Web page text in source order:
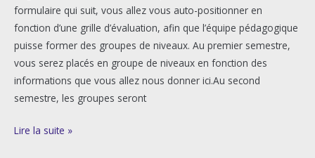
formulaire qui suit, vous allez vous auto-positionner en
fonction d’une grille d’évaluation, afin que l’équipe pédagogique
puisse former des groupes de niveaux. Au premier semestre,
vous serez placés en groupe de niveaux en fonction des
informations que vous allez nous donner ici.Au second
semestre, les groupes seront
Lire la suite »